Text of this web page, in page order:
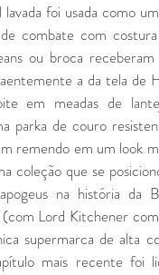
foi usada como
combate com
ou broca
a da tela de
em meadas de
parka de couro
remendo em um look
coleção que se
na história da
Lord Kitchener
supermarca de alta
mais recente